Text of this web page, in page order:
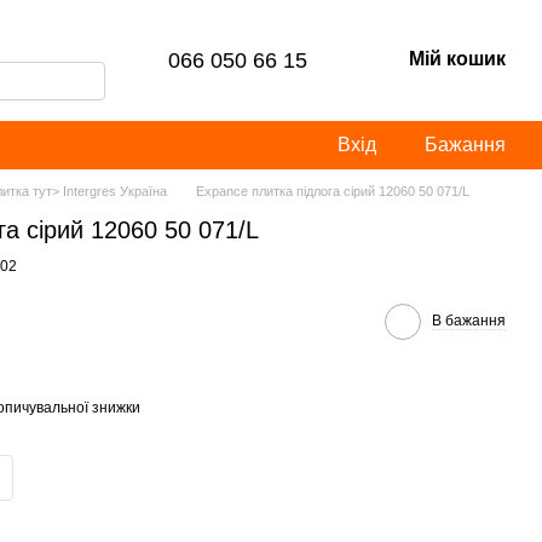
066 050 66 15 Мій кошик
Вхід Бажання
тут> Intergres Україна Expance плитка підлога сірий 12060 50 071/L
сірий 12060 50 071/L
В бажання
знижки